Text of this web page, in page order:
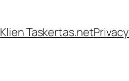
Klien Taskertas.net